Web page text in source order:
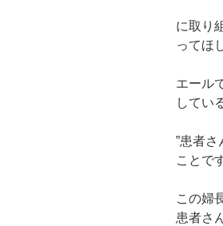
に取り
ってほ
エール
してい
”患者
ことで
この婦
患者さ